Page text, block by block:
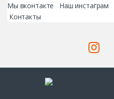
Мы вконтакте Наш инстаграм
Контакты